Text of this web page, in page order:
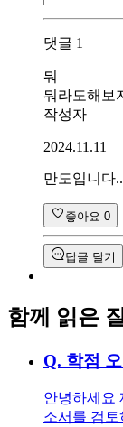
댓글 1
뭐
뭐라도해보
작성자
2024.11.11
만도입니다
좋아요 0
답글 달기
함께 읽은
Q. 학점
안녕하세요
소서를 검